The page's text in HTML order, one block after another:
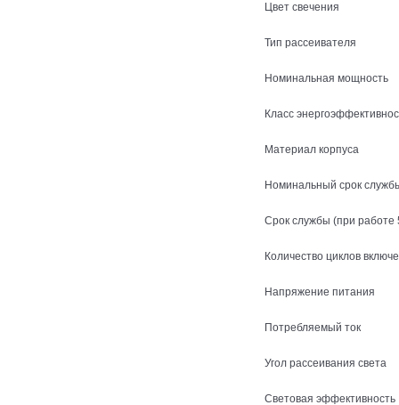
Цвет свечения
Тип рассеивателя
Номинальная мощность
Класс
Материал корпуса
Номинальный срок
Срок службы (при работе
Количество циклов
Напряжение питания
Потребляемый ток
Угол рассеивания света
Световая эффективность